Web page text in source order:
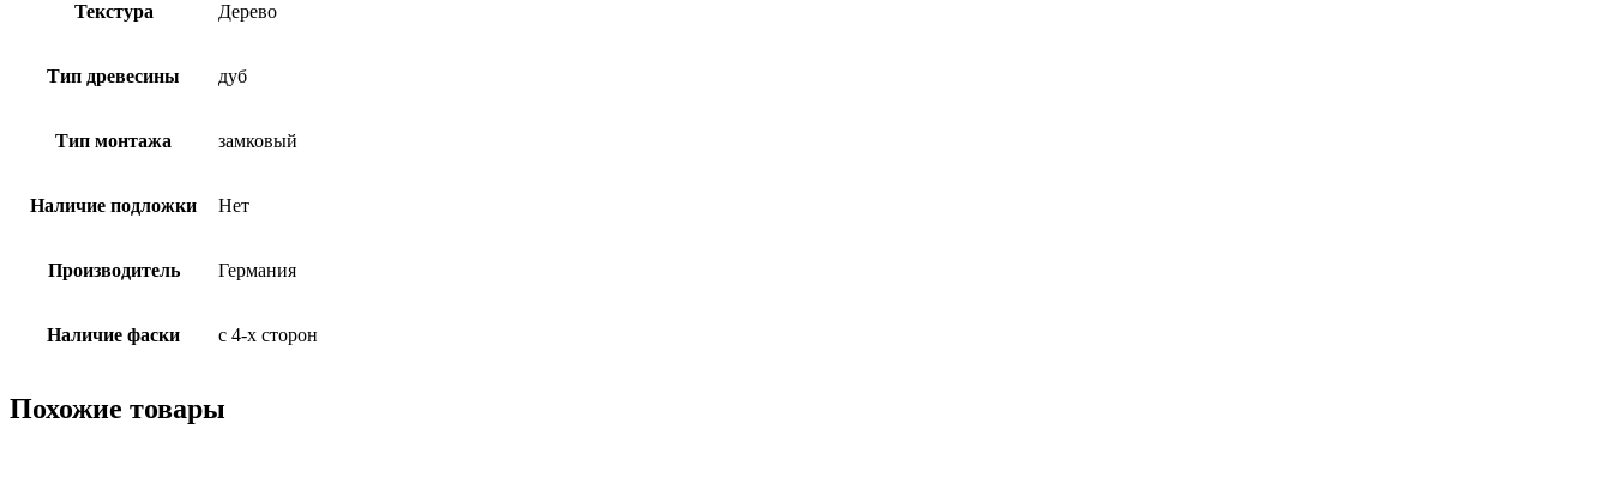
Текстура Дерево
Тип древесины дуб
Тип монтажа замковый
Наличие подложки Нет
Производитель Германия
Наличие фаски с 4-х сторон
Похожие товары